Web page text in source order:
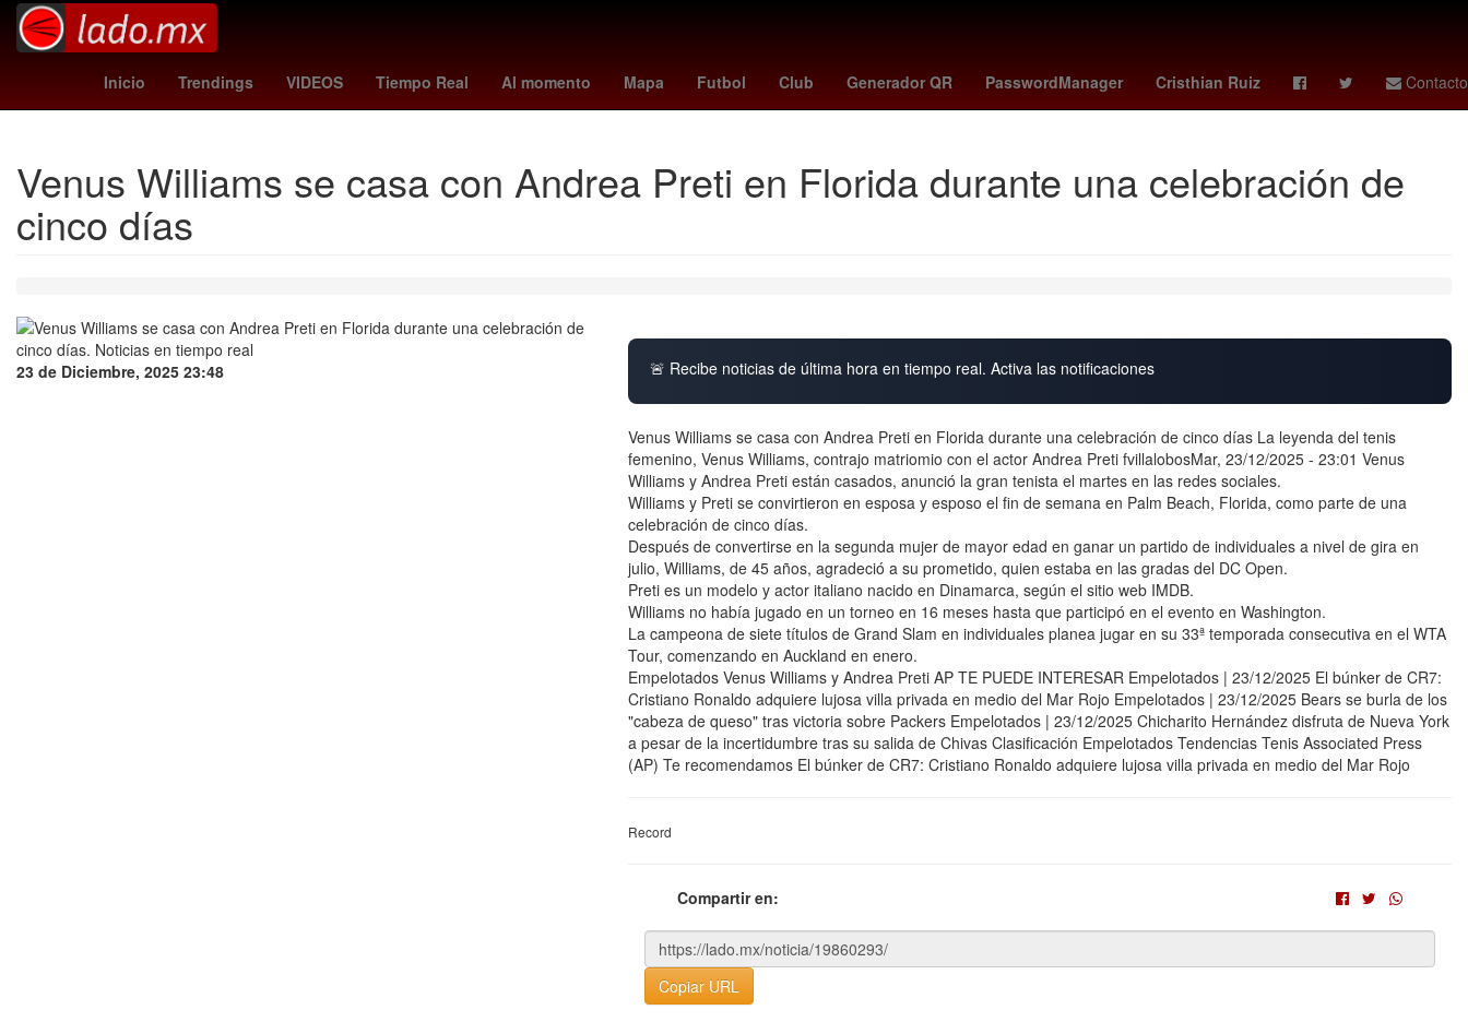
Inicio Trendings VIDEOS Tiempo Real Al momento Mapa Futbol Club Generador QR PasswordManager Cristhian Ruiz Contacto
sudafrica vs Star Wars Daniel Sancho HBO Nueva York Dólar estadounidense Gobierno Aguascalientes Belinda China
Venus Williams se casa con Andrea Preti en Florida durante una celebración de
cinco días
23 de Diciembre, 2025 23:48 🚨 Recibe noticias de última hora en tiempo real. Activa las notificaciones
Venus Williams se casa con Andrea Preti en Florida durante una celebración de cinco días La leyenda del tenis
femenino, Venus Williams, contrajo matriomio con el actor Andrea Preti fvillalobosMar, 23/12/2025 - 23:01 Venus
Williams y Andrea Preti están casados, anunció la gran tenista el martes en las redes sociales.
Williams y Preti se convirtieron en esposa y esposo el fin de semana en Palm Beach, Florida, como parte de una
celebración de cinco días.
Después de convertirse en la segunda mujer de mayor edad en ganar un partido de individuales a nivel de gira en
julio, Williams, de 45 años, agradeció a su prometido, quien estaba en las gradas del DC Open.
Preti es un modelo y actor italiano nacido en Dinamarca, según el sitio web IMDB.
Williams no había jugado en un torneo en 16 meses hasta que participó en el evento en Washington.
La campeona de siete títulos de Grand Slam en individuales planea jugar en su 33ª temporada consecutiva en el WTA
Tour, comenzando en Auckland en enero.
Empelotados Venus Williams y Andrea Preti AP TE PUEDE INTERESAR Empelotados | 23/12/2025 El búnker de CR7:
Cristiano Ronaldo adquiere lujosa villa privada en medio del Mar Rojo Empelotados | 23/12/2025 Bears se burla de los
"cabeza de queso" tras victoria sobre Packers Empelotados | 23/12/2025 Chicharito Hernández disfruta de Nueva York
a pesar de la incertidumbre tras su salida de Chivas Clasificación Empelotados Tendencias Tenis Associated Press
(AP) Te recomendamos El búnker de CR7: Cristiano Ronaldo adquiere lujosa villa privada en medio del Mar Rojo
Record
Compartir en:
Copiar URL